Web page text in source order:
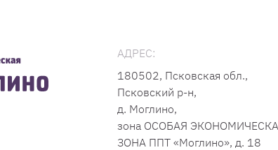
АДРЕС:
180502, Псковская обл.,
Псковский р-н,
д. Моглино,
зона ОСОБАЯ
ЗОНА ППТ «Моглино», д. 18